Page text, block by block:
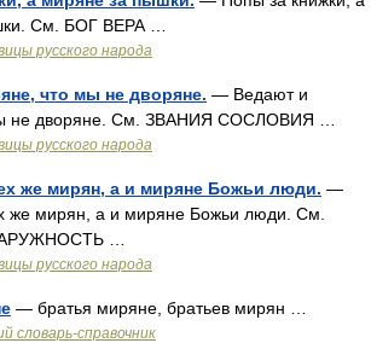
См. БОГ ВЕРА …
русского народа
что мы не дворяне. — Ведают и
не дворяне. См. ЗВАНИЯ СОСЛОВИЯ …
русского народа
же мирян, а и миряне Божьи люди. —
же мирян, а и миряне Божьи люди. См.
…
русского народа
— братья миряне, братьев мирян …
словарь-справочник